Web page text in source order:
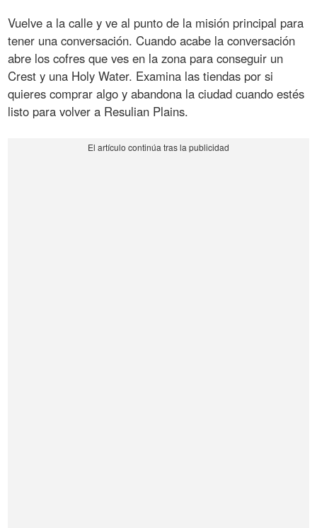
Vuelve a la calle y ve al punto de la misión principal para
tener una conversación. Cuando acabe la conversación
abre los cofres que ves en la zona para conseguir un
Crest y una Holy Water. Examina las tiendas por si
quieres comprar algo y abandona la ciudad cuando estés
listo para volver a Resulian Plains.